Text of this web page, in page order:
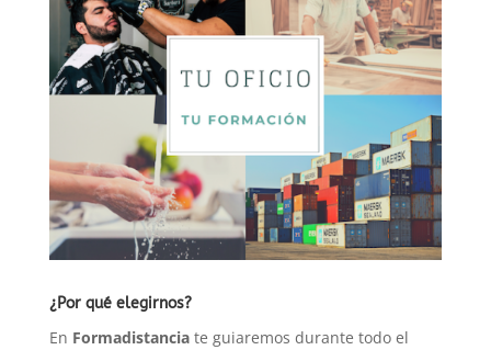
¿Por qué elegirnos?
En Formadistanciate guiaremos durante todo el